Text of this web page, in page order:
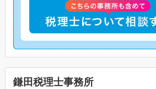
鎌田税理士事務所